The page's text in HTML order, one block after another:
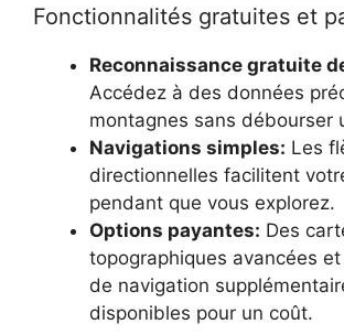
Fonctionnalités gratuites et
Reconnaissance gratuite
Accédez à des données
montagnes sans débourser
Navigations simples: Les
directionnelles facilitent
pendant que vous explorez.
Options payantes: Des
topographiques avancées
de navigation
disponibles pour un coût.